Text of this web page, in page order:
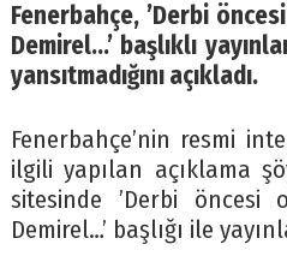
Fenerbahçe, ’Derbi
Demirel…’ başlıklı
yansıtmadığını açıkladı.
Fenerbahçe’nin resmi
ilgili yapılan açıklama
sitesinde ’Derbi öncesi
Demirel…’ başlığı ile